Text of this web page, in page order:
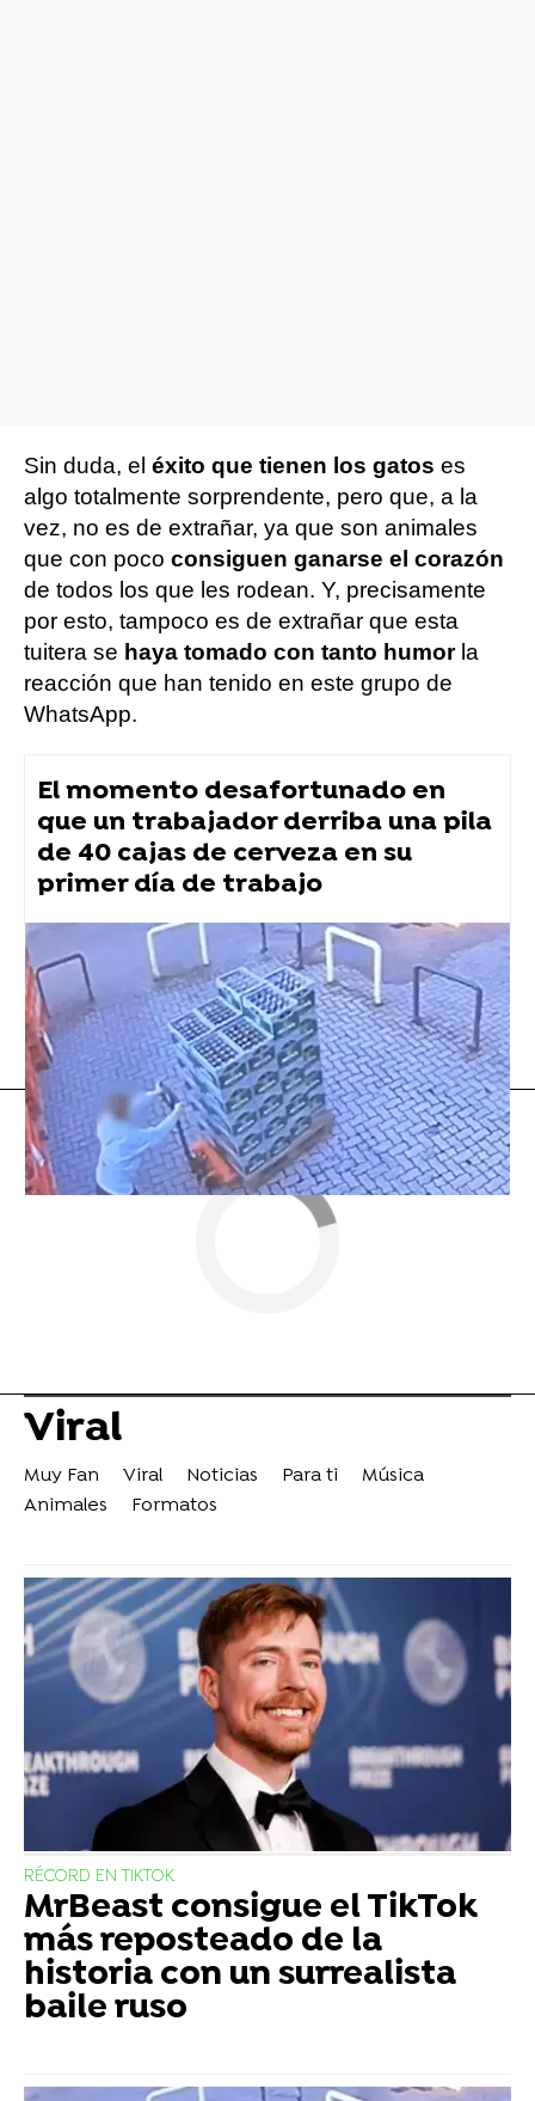
Sin duda, el éxito que tienen los gatos es
algo totalmente sorprendente, pero que, a la
vez, no es de extrañar, ya que son animales
que con poco consiguen ganarse el corazón
de todos los que les rodean. Y, precisamente
por esto, tampoco es de extrañar que esta
tuitera se haya tomado con tanto humor la
reacción que han tenido en este grupo de
WhatsApp.
El momento desafortunado en
que un trabajador derriba una pila
de 40 cajas de cerveza en su
primer día de trabajo
Flooxer Now » Viral
tuit viral
Viral
Muy Fan Viral Noticias Para ti
Música
Animales
Formatos
RÉCORD EN TIKTOK
MrBeast consigue el TikTok
más reposteado de la
historia con un surrealista
baile ruso